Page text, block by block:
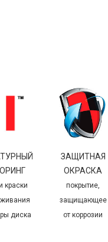
краски
диска
ЗАЩИТНАЯ
ОКРАСКА
покрытие,
защищающее
от коррозии